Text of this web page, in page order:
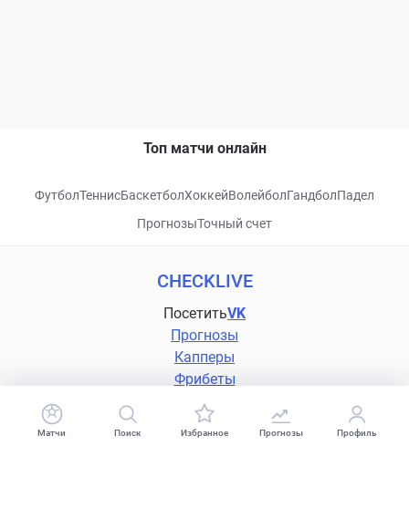
Топ матчи онлайн
ФутболТеннисБаскетболХоккейВолейболГандболПадел
ПрогнозыТочный счет
CHECKLIVE
ПосетитьVK
Прогнозы
Капперы
Фрибеты
Школа ставок
Букмекеры
Матчи Поиск Избранное Прогнозы Профиль